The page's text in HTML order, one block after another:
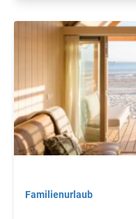
Familienurlaub